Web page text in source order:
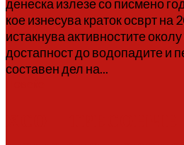
денеска излезе со писмено
кое изнесува краток осврт на
истакнува активностите
достапност до водопадите и
составен дел на...